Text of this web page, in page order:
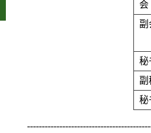
会
副
秘
副
秘